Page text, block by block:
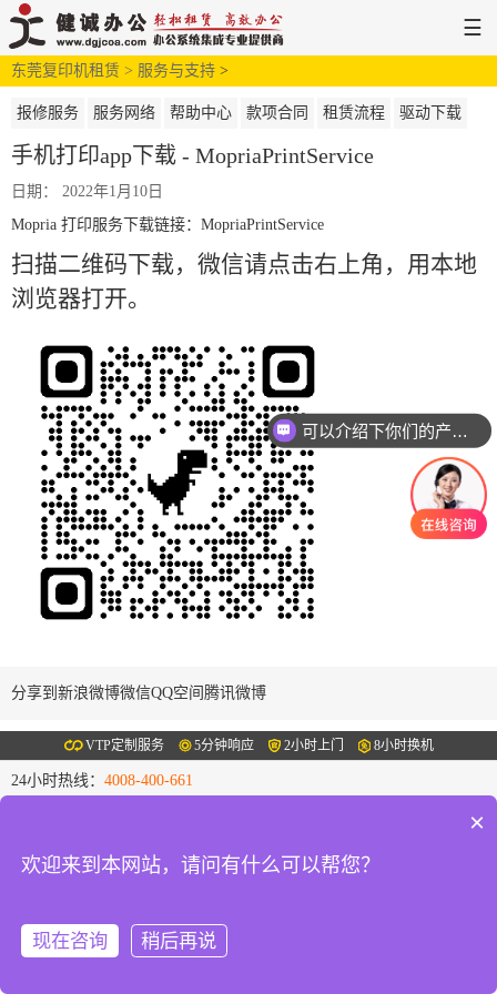
☰
网站首页 解决方案 新闻中心
东莞复印机租赁 > 服务与支持 >
报修服务 服务网络 帮助中心 款项合同 租赁流程 驱动下载
手机打印app下载 - MopriaPrintService
日期： 2022年1月10日
Mopria 打印服务下载链接： MopriaPrintService
扫描二维码下载，微信请点击右上角，用本地
浏览器打开。
分享到 新浪微博微信QQ空间 腾讯微博
VTP定制服务 5分钟响应 2小时上门 8小时换机
24小时热线： 4008-400-661
分部地址：南城、虎门、大朗、茶山、东城、万江、厚街、大岭山、
长安、樟木头
×
欢迎来到本网站，请问有什么可以帮您？
现在咨询 稍后再说